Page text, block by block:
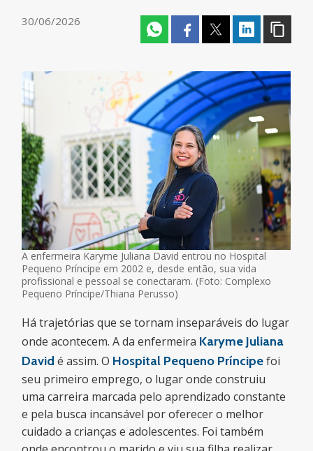
30/06/2026
A enfermeira Karyme Juliana David entrou no Hospital
Pequeno Príncipe em 2002 e, desde então, sua vida
profissional e pessoal se conectaram. (Foto: Complexo
Pequeno Príncipe/Thiana Perusso)
Há trajetórias que se tornam inseparáveis do lugar
onde acontecem. A da enfermeira Karyme Juliana
David é assim. O Hospital Pequeno Príncipefoi
seu primeiro emprego, o lugar onde construiu
uma carreira marcada pelo aprendizado constante
e pela busca incansável por oferecer o melhor
cuidado a crianças e adolescentes. Foi também